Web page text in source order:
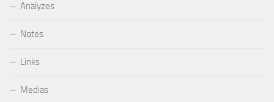
Analyzes
Notes
Links
Medias